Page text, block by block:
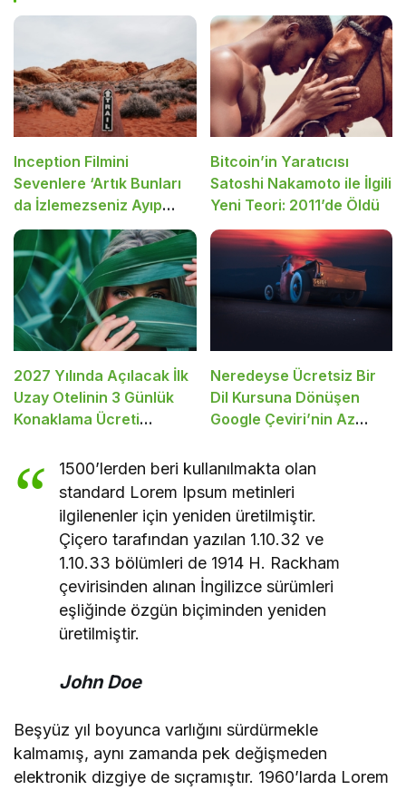
Inception Filmini
Sevenlere ‘Artık Bunları
da İzlemezseniz Ayıp
Olur’ Dediğimiz 10 Film
Tavsiyesi
Bitcoin’in Yaratıcısı
Satoshi Nakamoto ile İlgili
Yeni Teori: 2011’de Öldü
2027 Yılında Açılacak İlk
Uzay Otelinin 3 Günlük
Konaklama Ücreti
Neredeyse Ücretsiz Bir
Dil Kursuna Dönüşen
Google Çeviri’nin Az
1500’lerden beri kullanılmakta olan
standard Lorem Ipsum metinleri
ilgilenenler için yeniden üretilmiştir.
Çiçero tarafından yazılan 1.10.32 ve
1.10.33 bölümleri de 1914 H. Rackham
çevirisinden alınan İngilizce sürümleri
eşliğinde özgün biçiminden yeniden
üretilmiştir.
John Doe
Beşyüz yıl boyunca varlığını sürdürmekle
kalmamış, aynı zamanda pek değişmeden
elektronik dizgiye de sıçramıştır. 1960’larda Lorem